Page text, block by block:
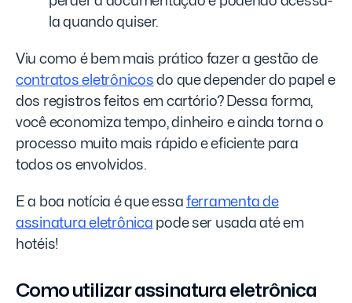
la quando quiser.
Viu como é bem mais prático fazer a gestão de
contratos eletrônicos do que depender do papel e
dos registros feitos em cartório? Dessa forma,
você economiza tempo, dinheiro e ainda torna o
processo muito mais rápido e eficiente para
todos os envolvidos.
E a boa notícia é que essa ferramenta de
assinatura eletrônica pode ser usada até em
hotéis!
Como utilizar assinatura eletrônica